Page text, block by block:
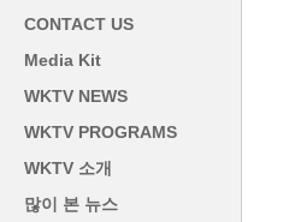
CONTACT US
Media Kit
WKTV NEWS
WKTV PROGRAMS
WKTV 소개
많이 본 뉴스